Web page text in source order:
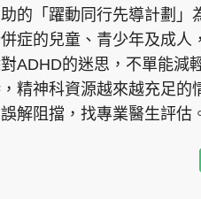
的「躍動同行先導計劃」
症的兒童、青少年及成人
ADHD的迷思，不單能減
精神科資源越來越充足的
解阻擋，找專業醫生評估